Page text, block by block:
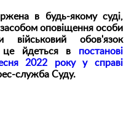
в будь-якому суді,
оповіщення особи
військовий обов'язок
це йдеться в постанові
2022 року у справі
служба Суду.